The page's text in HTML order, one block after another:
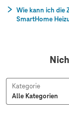
Wie kann ich die
SmartHome
Kategorie